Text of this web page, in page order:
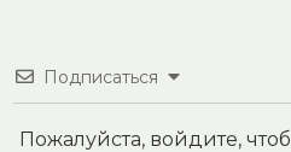
Подписаться
Пожалуйста, войдите,